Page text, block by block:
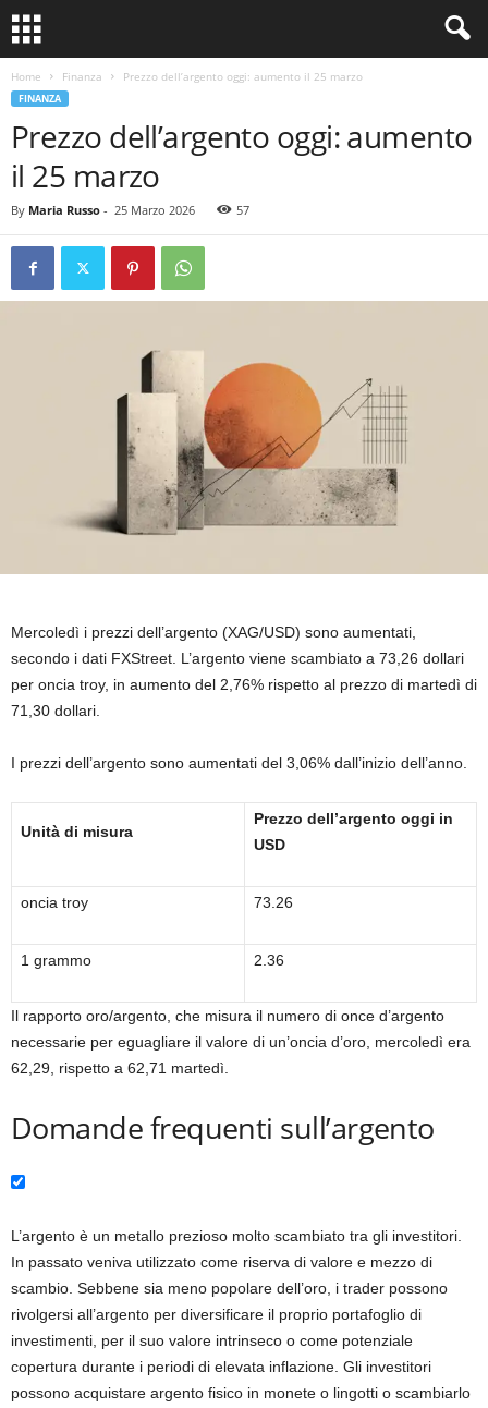
Home Finanza Prezzo dell’argento oggi: aumento il 25 marzo
FINANZA
Prezzo dell’argento oggi: aumento
il 25 marzo
By Maria Russo - 25 Marzo 2026 57
Mercoledì i prezzi dell’argento (XAG/USD) sono aumentati,
secondo i dati FXStreet. L’argento viene scambiato a 73,26 dollari
per oncia troy, in aumento del 2,76% rispetto al prezzo di martedì di
71,30 dollari.
I prezzi dell’argento sono aumentati del 3,06% dall’inizio dell’anno.
Unità di misura
Prezzo dell’argento oggi in
USD
oncia troy 73.26
1 grammo 2.36
Il rapporto oro/argento, che misura il numero di once d’argento
necessarie per eguagliare il valore di un’oncia d’oro, mercoledì era
62,29, rispetto a 62,71 martedì.
Domande frequenti sull’argento
L’argento è un metallo prezioso molto scambiato tra gli investitori.
In passato veniva utilizzato come riserva di valore e mezzo di
scambio. Sebbene sia meno popolare dell’oro, i trader possono
rivolgersi all’argento per diversificare il proprio portafoglio di
investimenti, per il suo valore intrinseco o come potenziale
copertura durante i periodi di elevata inflazione. Gli investitori
possono acquistare argento fisico in monete o lingotti o scambiarlo